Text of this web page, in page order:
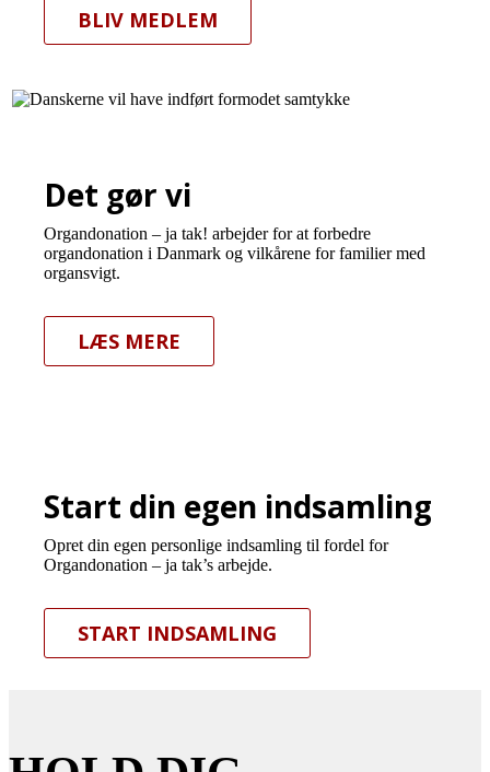
BLIV MEDLEM
Det gør vi
Organdonation – ja tak! arbejder for at forbedre
organdonation i Danmark og vilkårene for familier med
organsvigt.
LÆS MERE
Start din egen indsamling
Opret din egen personlige indsamling til fordel for
Organdonation – ja tak’s arbejde.
START INDSAMLING